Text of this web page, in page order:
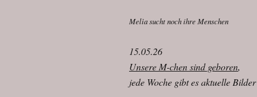
Melìa sucht noch ihre Menschen
15.05.26
Unsere M-chen sind geboren,
jede Woche gibt es aktuelle Bilder